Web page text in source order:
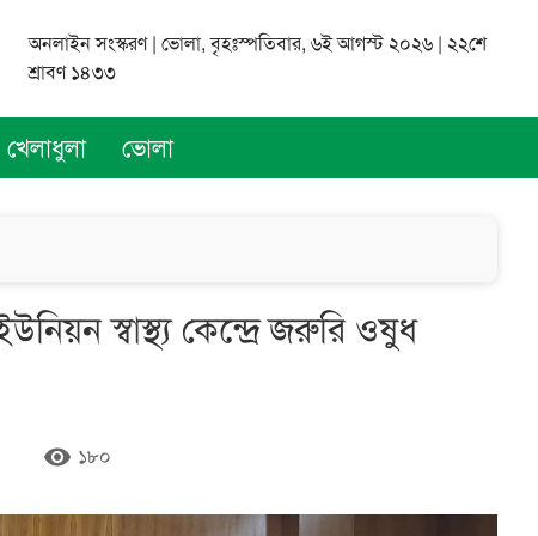
অনলাইন সংস্করণ | ভোলা, বৃহঃস্পতিবার, ৬ই আগস্ট ২০২৬ | ২২শে
শ্রাবণ ১৪৩৩
খেলাধুলা ভোলা
স্বাস্থ্য কেন্দ্রে জরুরি ওষুধ
remove_red_eye ১৮০